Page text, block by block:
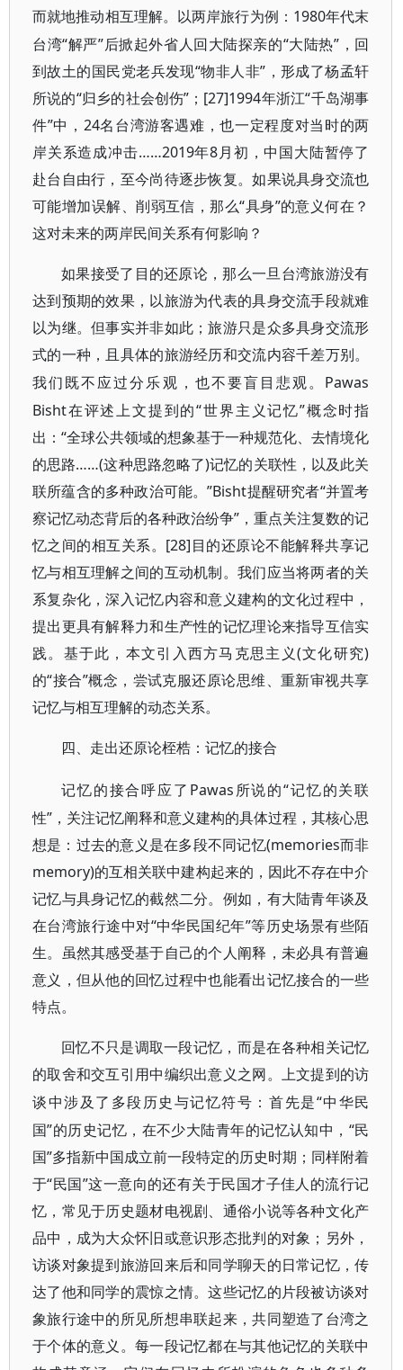
而就地推动相互理解。以两岸旅行为例： 1980年代末
台湾“解严”后掀起外省人回大陆探亲的“大陆热”，回
到故土的国民党老兵发现“物非人非”，形成了杨孟轩
所说的“归乡的社会创伤”；[27]1994年浙江“千岛湖事
件”中，24名台湾游客遇难，也一定程度对当时的两
岸关系造成冲击……2019年8月初，中国大陆暂停了
赴台自由行，至今尚待逐步恢复。如果说具身交流也
可能增加误解、削弱互信，那么“具身”的意义何在？
这对未来的两岸民间关系有何影响？
如果接受了目的还原论，那么一旦台湾旅游没有
达到预期的效果，以旅游为代表的具身交流手段就难
以为继。但事实并非如此；旅游只是众多具身交流形
式的一种，且具体的旅游经历和交流内容千差万别。
我们既不应过分乐观，也不要盲目悲观。 Pawas
Bisht在评述上文提到的“世界主义记忆”概念时指
出：“全球公共领域的想象基于一种规范化、去情境化
的思路……(这种思路忽略了)记忆的关联性，以及此关
联所蕴含的多种政治可能。”Bisht提醒研究者“并置考
察记忆动态背后的各种政治纷争”，重点关注复数的记
忆之间的相互关系。[28]目的还原论不能解释共享记
忆与相互理解之间的互动机制。我们应当将两者的关
系复杂化，深入记忆内容和意义建构的文化过程中，
提出更具有解释力和生产性的记忆理论来指导互信实
践。基于此，本文引入西方马克思主义(文化研究)
的“接合”概念，尝试克服还原论思维、重新审视共享
记忆与相互理解的动态关系。
四、走出还原论桎梏：记忆的接合
记忆的接合呼应了 Pawas所说的“记忆的关联
性”，关注记忆阐释和意义建构的具体过程，其核心思
想是：过去的意义是在多段不同记忆(memories而非
memory)的互相关联中建构起来的，因此不存在中介
记忆与具身记忆的截然二分。例如，有大陆青年谈及
在台湾旅行途中对“中华民国纪年”等历史场景有些陌
生。虽然其感受基于自己的个人阐释，未必具有普遍
意义，但从他的回忆过程中也能看出记忆接合的一些
特点。
回忆不只是调取一段记忆，而是在各种相关记忆
的取舍和交互引用中编织出意义之网。上文提到的访
谈中涉及了多段历史与记忆符号：首先是“中华民
国”的历史记忆，在不少大陆青年的记忆认知中，“民
国”多指新中国成立前一段特定的历史时期；同样附着
于“民国”这一意向的还有关于民国才子佳人的流行记
忆，常见于历史题材电视剧、通俗小说等各种文化产
品中，成为大众怀旧或意识形态批判的对象；另外，
访谈对象提到旅游回来后和同学聊天的日常记忆，传
达了他和同学的震惊之情。这些记忆的片段被访谈对
象旅行途中的所见所想串联起来，共同塑造了台湾之
于个体的意义。每一段记忆都在与其他记忆的关联中